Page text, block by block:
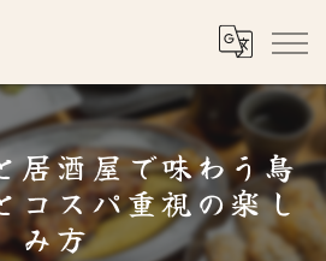
居酒屋で味わう鳥
コスパ重視の楽し
み方